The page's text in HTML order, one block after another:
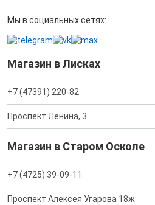
Мы в социальных сетях:
Магазин в Лисках
+7 (47391) 220-82
Проспект Ленина, 3
Магазин в Старом Осколе
+7 (4725) 39-09-11
Проспект Алексея Угарова 18ж